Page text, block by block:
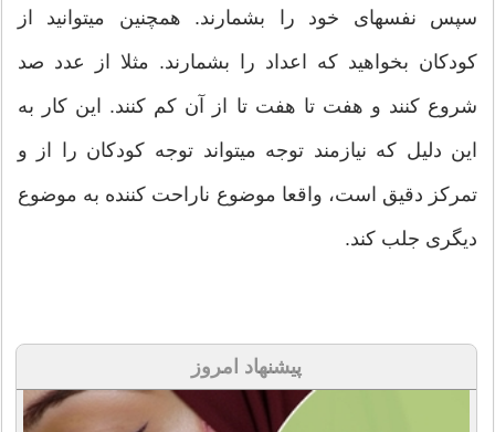
سپس نفسهای خود را بشمارند. همچنین میتوانید از
کودکان بخواهید که اعداد را بشمارند. مثلا از عدد صد
شروع کنند و هفت تا هفت تا از آن کم کنند. این کار به
این دلیل که نیازمند توجه میتواند توجه کودکان را از و
تمرکز دقیق است، واقعا موضوع ناراحت کننده به موضوع
دیگری جلب کند.
پیشنهاد امروز